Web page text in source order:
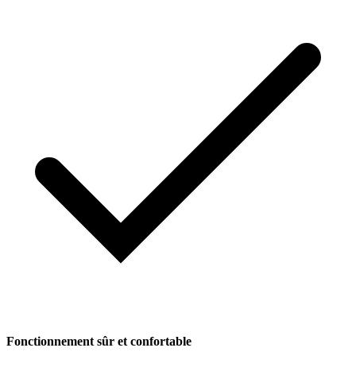
Fonctionnement sûr et confortable